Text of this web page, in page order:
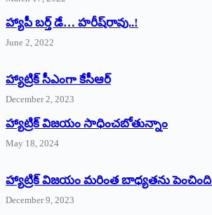
హ్యాపీ బర్త్ ‌డే… హరీష్‌రావు..!
June 2, 2022
హ్యాట్రిక్‌ ‌సీఎంగా కేసీఆర్‌
December 2, 2023
హ్యాట్రిక్‌ విజయం సాధించబోతున్నాం
May 18, 2024
హ్యాట్రిక్ విజయం మరింత బాధ్యతను పెంచింది
December 9, 2023